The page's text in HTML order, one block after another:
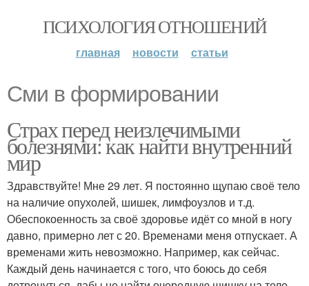
ПСИХОЛОГИЯ ОТНОШЕНИЙ
главная новости статьи
Сми в формировании
Страх перед неизлечимыми
болезнями: как найти внутренний
мир
Здравствуйте! Мне 29 лет. Я постоянно щупаю своё тело
на наличие опухолей, шишек, лимфоузлов и т.д.
Обеспокоенность за своё здоровье идёт со мной в ногу
давно, примерно лет с 20. Временами меня отпускает. А
временами жить невозможно. Например, как сейчас.
Каждый день начинается с того, что боюсь до себя